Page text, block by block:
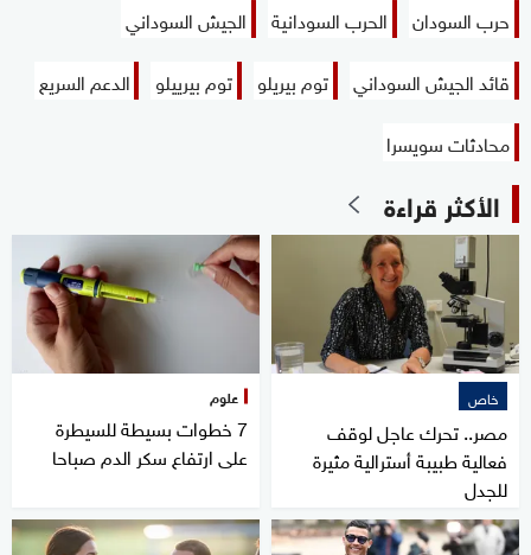
حرب السودان الحرب السودانية
الجيش السوداني
قائد الجيش السوداني
توم بيريلو توم بيرييلو
الدعم السريع
محادثات سويسرا
الأكثر قراءة
خاص
مصر.. تحرك عاجل لوقف
فعالية طبيبة أسترالية مثيرة
للجدل
علوم
7 خطوات بسيطة للسيطرة
على ارتفاع سكر الدم صباحا